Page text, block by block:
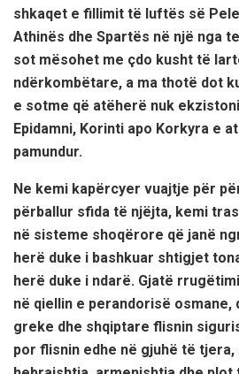
shkaqet e fillimit të luftës së
Athinës dhe Spartës në një nga
sot mësohet me çdo kusht të
ndërkombëtare, a ma thotë dot
e sotme që atëherë nuk
Epidamni, Korinti apo Korkyra e
pamundur.
Ne kemi kapërcyer vuajtje për
përballur sfida të njëjta, kemi
në sisteme shoqërore që janë
herë duke i bashkuar shtigjet
herë duke i ndarë. Gjatë
në qiellin e perandorisë osmane,
greke dhe shqiptare flisnin
por flisnin edhe në gjuhë të